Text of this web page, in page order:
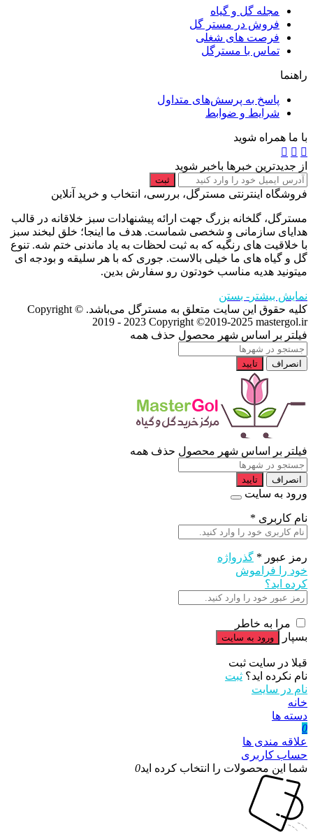
مجله گل و گیاه
فروش در مستر گل
فرصت های شغلی
تماس با مسترگل
راهنما
پاسخ به پرسش‌های متداول
شرایط و ضوابط
با ما همراه شوید
از جدیدترین خبرها باخبر شوید
ثبت
فروشگاه اینترنتی مسترگل، بررسی، انتخاب و خرید آنلاین
مسترگل، گلخانه بزرگ جهت ارائه پیشنهادات سبز خلاقانه در قالب
هدایای سازمانی و شخصی شماست. هدف ما اینجا؛ خلق لبخند سبز
با خلاقیت های رنگیه که به ثبت لحظات به یاد ماندنی ختم شه. تنوع
گل و گیاه های ما خیلی بالاست. جوری که با هر سلیقه و بودجه ای
میتونید هدیه مناسب خودتون رو سفارش بدین.
نمایش بیشتر - بستن
کلیه حقوق این سایت متعلق به مسترگل می‌باشد. Copyright ©
2019 - 2023 Copyright ©2019-2025 mastergol.ir
فیلتر بر اساس شهر محصول حذف همه
انصراف تایید
فیلتر بر اساس شهر محصول حذف همه
انصراف تایید
ورود به سایت
نام کاربری *
رمز عبور * گذرواژه
خود را فراموش
کرده اید؟
مرا به خاطر
بسپار
قبلا در سایت ثبت
نام نکرده اید؟ ثبت
نام در سایت
خانه
دسته ها
0
علاقه مندی ها
حساب کاربری
شما این محصولات را انتخاب کرده اید0